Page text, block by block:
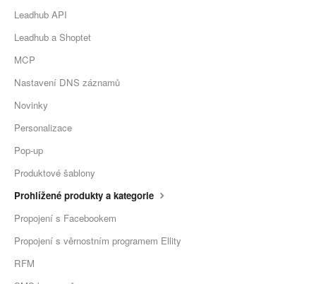
Leadhub API
Leadhub a Shoptet
MCP
Nastavení DNS záznamů
Novinky
Personalizace
Pop-up
Produktové šablony
Prohlížené produkty a kategorie
Propojení s Facebookem
Propojení s věrnostním programem Ellity
RFM